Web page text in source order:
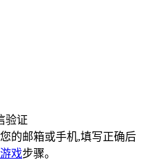
验证
的邮箱或手机,填写正确后
戏步骤。